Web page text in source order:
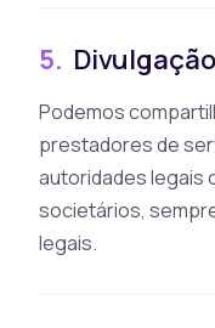
5.
Podemos
prestadores de
autoridades legais
societários,
legais.